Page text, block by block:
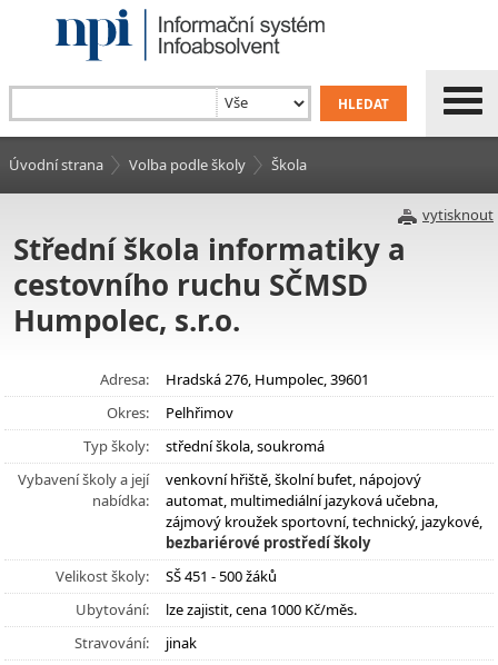
Úvodní strana Volba podle školy Škola
vytisknout
Střední škola informatiky a
cestovního ruchu SČMSD
Humpolec, s.r.o.
Adresa:
Hradská 276, Humpolec, 39601
Okres:
Pelhřimov
Typ školy:
střední škola, soukromá
Vybavení školy a její
nabídka:
venkovní hřiště, školní bufet, nápojový
automat, multimediální jazyková učebna,
zájmový kroužek sportovní, technický, jazykové,
bezbariérové prostředí školy
Velikost školy:
SŠ 451 - 500 žáků
Ubytování:
lze zajistit, cena 1000 Kč/měs.
Stravování:
jinak